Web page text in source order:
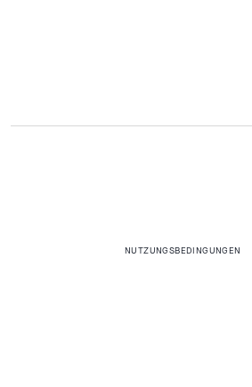
NUTZUNGSBEDINGUNGEN